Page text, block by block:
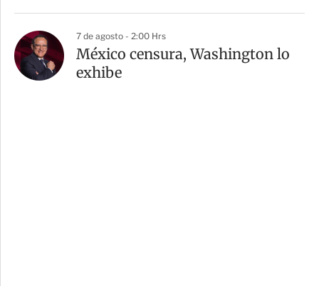
7 de agosto - 2:00 Hrs
México censura, Washington lo
exhibe